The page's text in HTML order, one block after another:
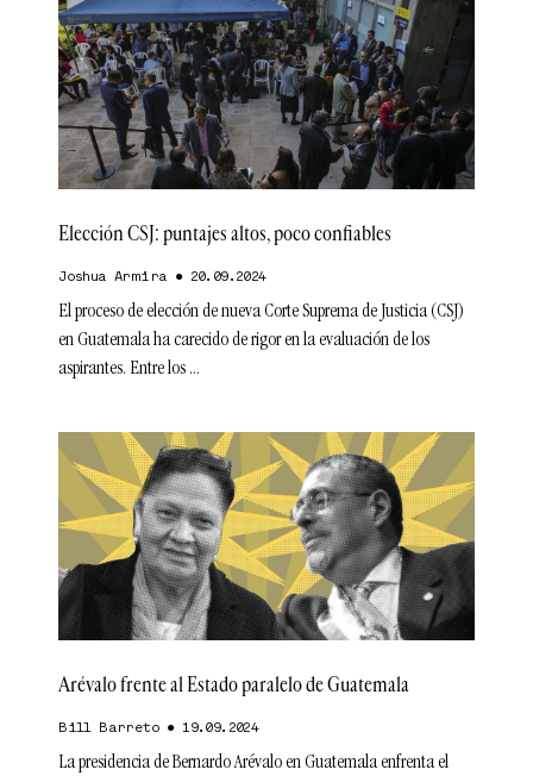
Elección CSJ: puntajes altos, poco confiables
Joshua Armira 20.09.2024
El proceso de elección de nueva Corte Suprema de Justicia (CSJ)
en Guatemala ha carecido de rigor en la evaluación de los
aspirantes. Entre los
Arévalo frente al Estado paralelo de Guatemala
Bill Barreto 19.09.2024
La presidencia de Bernardo Arévalo en Guatemala enfrenta el